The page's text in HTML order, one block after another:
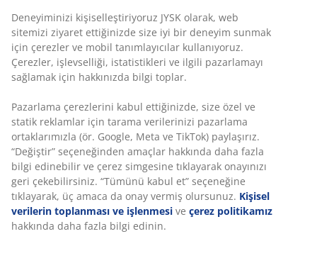
Deneyiminizi kişiselleştiriyoruz JYSK olarak, web
sitemizi ziyaret ettiğinizde size iyi bir deneyim sunmak
için çerezler ve mobil tanımlayıcılar kullanıyoruz.
Çerezler, işlevselliği, istatistikleri ve ilgili pazarlamayı
sağlamak için hakkınızda bilgi toplar.
Pazarlama çerezlerini kabul ettiğinizde, size özel ve
statik reklamlar için tarama verilerinizi pazarlama
ortaklarımızla (ör. Google, Meta ve TikTok) paylaşırız.
“Değiştir” seçeneğinden amaçlar hakkında daha fazla
bilgi edinebilir ve çerez simgesine tıklayarak onayınızı
geri çekebilirsiniz. “Tümünü kabul et” seçeneğine
tıklayarak, üç amaca da onay vermiş olursunuz. Kişisel
verilerin toplanması ve işlenmesi ve çerez politikamız
hakkında daha fazla bilgi edinin.